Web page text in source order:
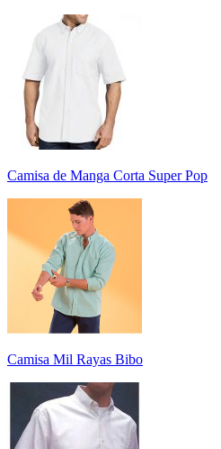
Camisa de Manga Corta Super Pop
Camisa Mil Rayas Bibo